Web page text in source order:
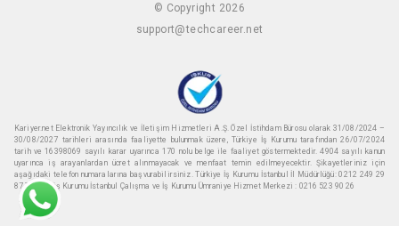
© Copyright 2026
support@techcareer.net
Kariyer.net Elektronik Yayıncılık ve İletişim Hizmetleri A.Ş. Özel İstihdam Bürosu olarak 31/08/2024 –
30/08/2027 tarihleri arasında faaliyette bulunmak üzere, Türkiye İş Kurumu tarafından 26/07/2024
tarih ve 16398069 sayılı karar uyarınca 170 nolu belge ile faaliyet göstermektedir. 4904 sayılı kanun
uyarınca iş arayanlardan ücret alınmayacak ve menfaat temin edilmeyecektir. Şikayetleriniz için
aşağıdaki telefon numaralarına başvurabilirsiniz. Türkiye İş Kurumu İstanbul İl Müdürlüğü: 0212 249 29
87 Türkiye iş Kurumu İstanbul Çalışma ve İş Kurumu Ümraniye Hizmet Merkezi : 0216 523 90 26